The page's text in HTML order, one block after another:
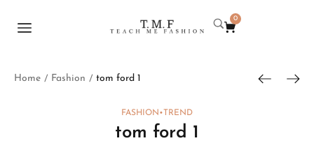
0
Home / Fashion / tom ford 1
FASHION •TREND
tom ford 1